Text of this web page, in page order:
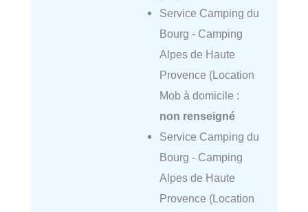
Service Camping du
Bourg - Camping
Alpes de Haute
Provence (Location
Mob à domicile :
non renseigné
Service Camping du
Bourg - Camping
Alpes de Haute
Provence (Location